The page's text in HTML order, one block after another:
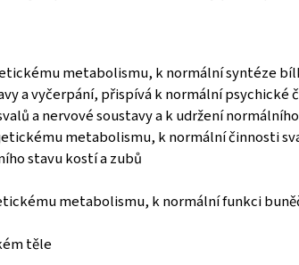
metabolismu, k normální syntéze
a vyčerpání, přispívá k normální psychické
a nervové soustavy a k udržení
metabolismu, k normální činnosti
stavu kostí a zubů
metabolismu, k normální funkci
těle